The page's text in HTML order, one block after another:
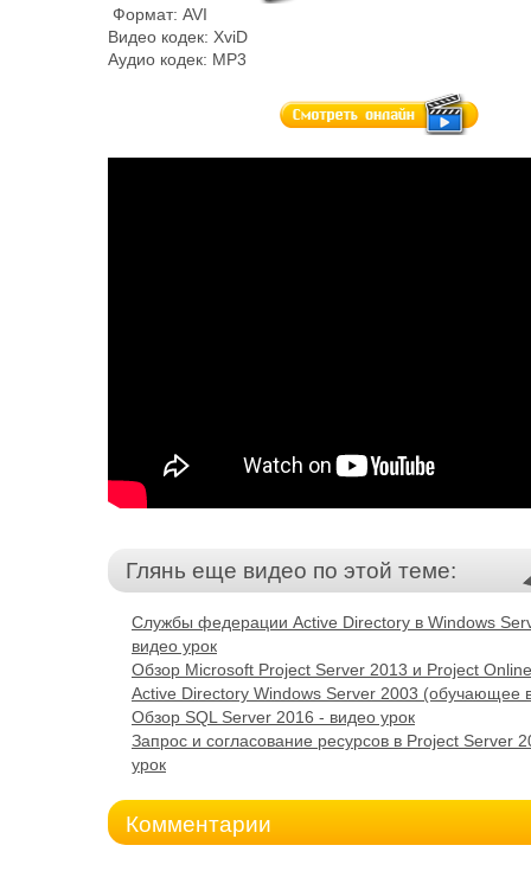
Формат: AVI
Видео кодек: XviD
Аудио кодек: MP3
Глянь еще видео по этой теме:
Службы федерации Active Directory в Windows
видео урок
Обзор Microsoft Project Server 2013 и Project
Active Directory Windows Server 2003 (обучающее
Обзор SQL Server 2016 - видео урок
Запрос и согласование ресурсов в Project Server
урок
Комментарии